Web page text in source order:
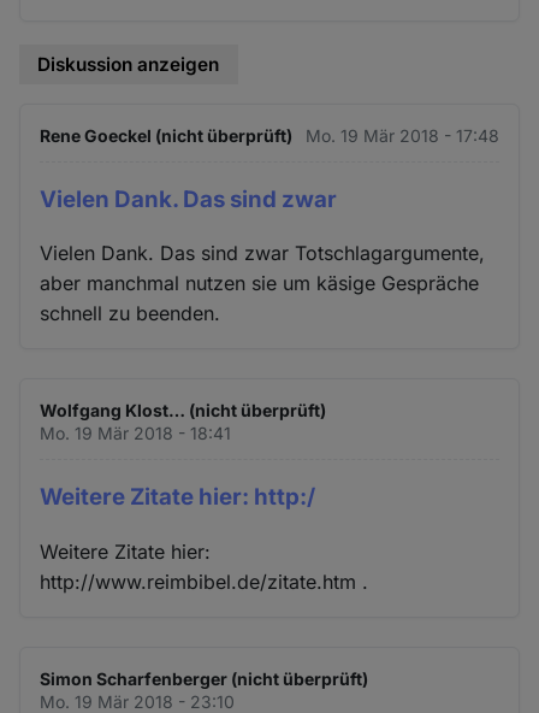
Diskussion anzeigen
Rene Goeckel (nicht überprüft) Mo. 19 Mär 2018 - 17:48
Vielen Dank. Das sind zwar
Vielen Dank. Das sind zwar Totschlagargumente,
aber manchmal nutzen sie um käsige Gespräche
schnell zu beenden.
Wolfgang Klost… (nicht überprüft)
Mo. 19 Mär 2018 - 18:41
Weitere Zitate hier: http:/
Weitere Zitate hier:
http://www.reimbibel.de/zitate.htm .
Simon Scharfenberger (nicht überprüft)
Mo. 19 Mär 2018 - 23:10